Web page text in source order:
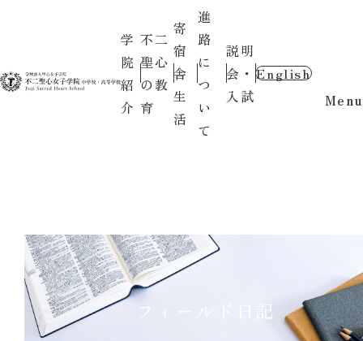
学
院
紹
介
不二
聖心
の教
育
寄
宿
舎
生
活
進
路
に
つ
い
て
説明
会・
入試
English
Menu
フィールド日記